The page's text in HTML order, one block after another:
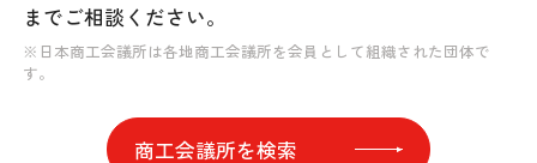
までご相談ください。
※日本商工会議所は各地商工会議所を会員として組織された団体で
す。
商工会議所を検索